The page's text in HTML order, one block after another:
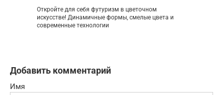
Откройте для себя футуризм в цветочном
искусстве! Динамичные формы, смелые цвета и
современные технологии
Добавить комментарий
Имя